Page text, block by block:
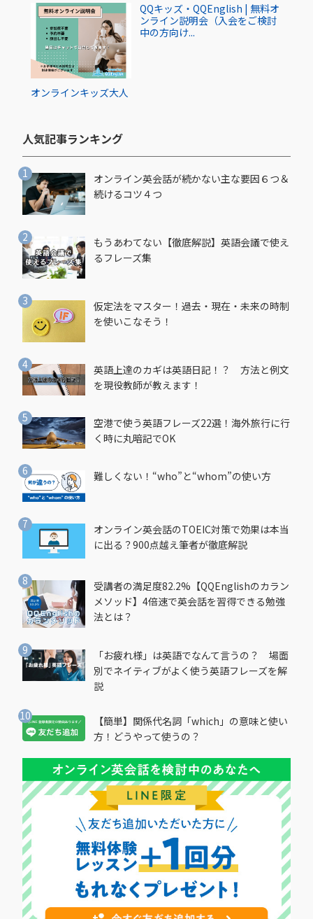
オンラインキッズ大人
QQキッズ・QQEnglish | 無料オ
ンライン説明会（入会をご検討
中の方向け...
人気記事ランキング​
オンライン英会話が続かない主な要因６つ＆
続けるコツ４つ
もうあわてない【徹底解説】英語会議で使え
るフレーズ集
仮定法をマスター！過去・現在・未来の時制
を使いこなそう！
英語上達のカギは英語日記！？ 方法と例文
を現役教師が教えます！
空港で使う英語フレーズ22選！海外旅行に行
く時に丸暗記でOK
難しくない！“who”と“whom”の使い方
オンライン英会話のTOEIC対策で効果は本当
に出る？900点越え筆者が徹底解説
受講者の満足度82.2%【QQEnglishのカラン
メソッド】4倍速で英会話を習得できる勉強
法とは？
「お疲れ様」は英語でなんて言うの？ 場面
別でネイティブがよく使う英語フレーズを解
説
【簡単】関係代名詞「which」の意味と使い
方！どうやって使うの？